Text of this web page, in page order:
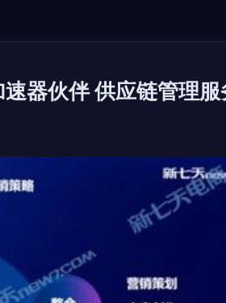
器伙伴 供应链管理服